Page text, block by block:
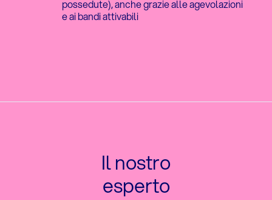
possedute), anche grazie alle agevolazioni
e ai bandi attivabili
Il nostro
esperto